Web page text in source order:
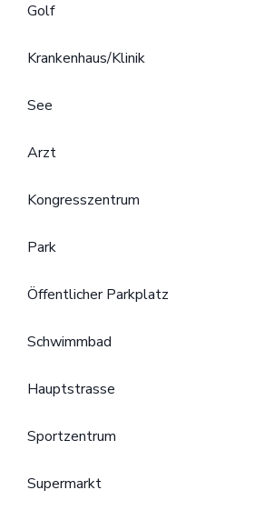
Golf
Krankenhaus/Klinik
See
Arzt
Kongresszentrum
Park
Öffentlicher Parkplatz
Schwimmbad
Hauptstrasse
Sportzentrum
Supermarkt